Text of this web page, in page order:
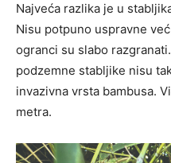
Najveća razlika je u
Nisu potpuno uspravne
ogranci su slabo
podzemne stabljike nisu
invazivna vrsta bambusa.
metra.